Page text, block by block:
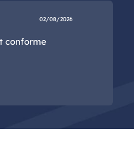
02/08/2026
conforme